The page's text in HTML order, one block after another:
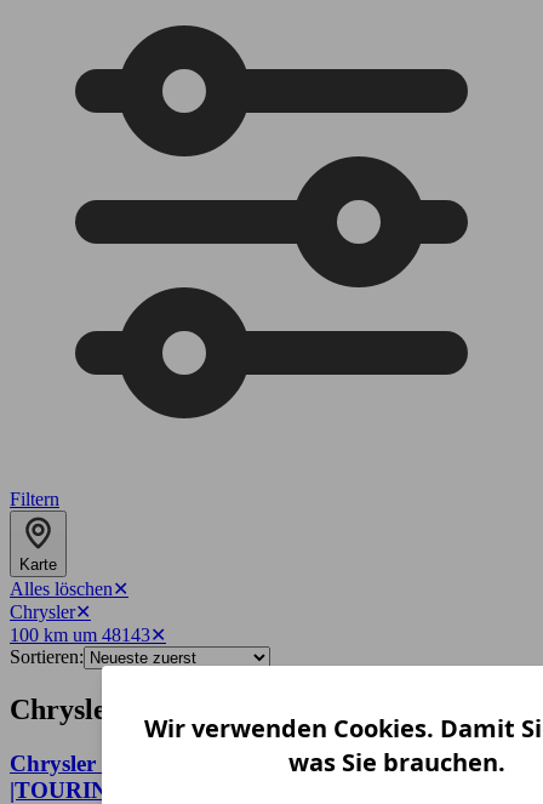
Wir verwenden Cookies. Damit
was Sie brauchen.
Filtern
Karte
Alles löschen✕
Chrysler✕
100 km um 48143✕
Sortieren:
Chrysler-Angebote in Münster
Chrysler Pacifica 3,6 8-SITZER | FAMILIENVAN
|TOURING L